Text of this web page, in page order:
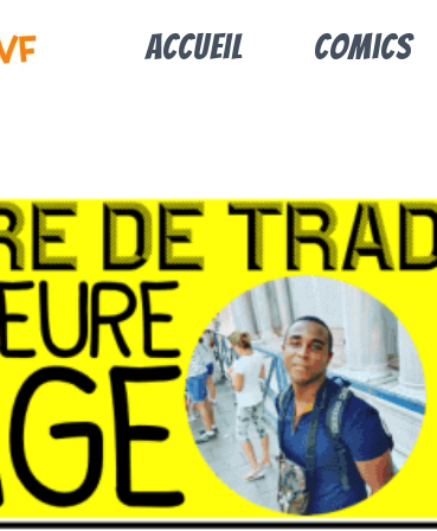
Accueil Comics